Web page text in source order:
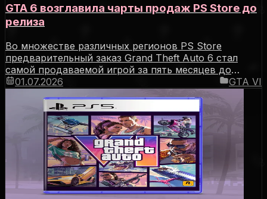
GTA 6 возглавила чарты продаж PS Store до
релиза
Во множестве различных регионов PS Store
предварительный заказ Grand Theft Auto 6 стал
самой продаваемой игрой за пять месяцев до
релиза.
01.07.2026 GTA VI